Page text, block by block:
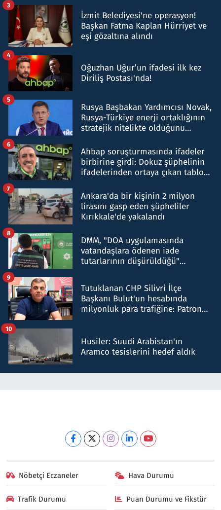
İzmit Belediyesi'ne operasyon!
Başkan Fatma Kaplan Hürriyet ve
eşi gözaltına alındı
3
Oğuzhan Uğur’un ifadesi ilk kez
Diriliş Postası'nda!
4
Rusya Başbakan Yardımcısı Novak,
Rusya-Türkiye enerji ortaklığının
stratejik nitelikte olduğunu
5
Ahbap soruşturmasında ifadeler
birbirine girdi: Dokuz şüphelinin
ifadelerinden ortaya çıkan tablo
6
Ankara'da bir kişinin 2 milyon
lirasını gasp eden şüpheliler
Kırıkkale'de yakalandı
7
DMM, "DOA uygulamasında
vatandaşlara ödenen iade
tutarlarının düşürüldüğü"
8
Tutuklanan CHP Silivri İlçe
Başkanı Bulut'un hesabında
milyonluk para trafiğine: Patron
9
Husiler: Suudi Arabistan'ın
Aramco tesislerini hedef aldık
10
Nöbetçi Eczaneler Hava Durumu
Trafik Durumu Puan Durumu ve Fikstür